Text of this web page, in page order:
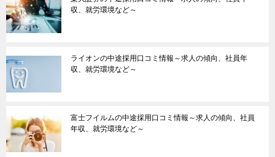
収、就労環境など～
ライオンの中途採用口コミ情報～求人の傾向、社員年
収、就労環境など～
富士フイルムの中途採用口コミ情報～求人の傾向、社員
年収、就労環境など～